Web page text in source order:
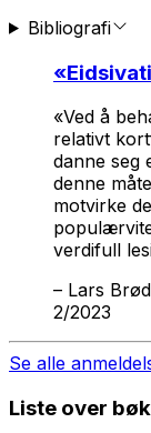
Bibliografi
«
«Ved å
relativt
danne seg
denne
motvirke
verdifull
– Lars
2/2023
Se alle
Liste over